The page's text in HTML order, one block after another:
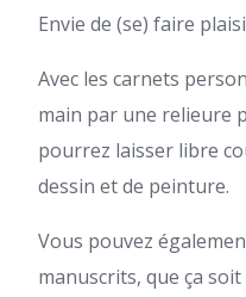
Envie de (se) faire
Avec les carnets
main par une relieure
pourrez laisser libre
dessin et de peinture.
Vous pouvez
manuscrits, que ça